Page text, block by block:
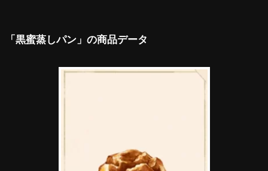
「黒蜜蒸しパン」の商品データ